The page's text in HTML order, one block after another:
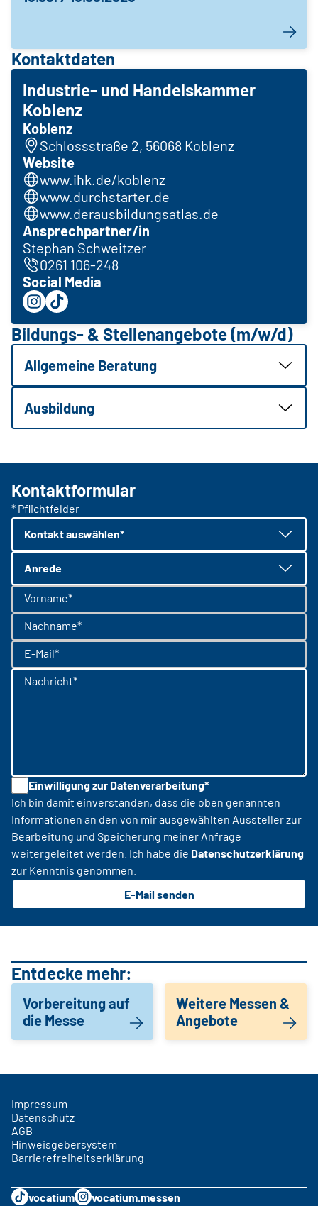
Kontaktdaten
Industrie- und Handelskammer
Koblenz
Koblenz
Schlossstraße 2, 56068 Koblenz
Website
www.ihk.de/koblenz
www.durchstarter.de
www.derausbildungsatlas.de
Ansprechpartner/in
Stephan Schweitzer
0261 106-248
Social Media
Bildungs- & Stellenangebote (m/w/d)
Allgemeine Beratung
Ausbildung
Kontaktformular
* Pflichtfelder
Kontakt auswählen*
Anrede
Vorname*
Nachname*
E-Mail*
Nachricht*
Einwilligung zur Datenverarbeitung*
Ich bin damit einverstanden, dass die oben genannten
Informationen an den von mir ausgewählten Aussteller zur
Bearbeitung und Speicherung meiner Anfrage
weitergeleitet werden. Ich habe die Datenschutzerklärung
zur Kenntnis genommen.
E-Mail senden
Entdecke mehr:
Vorbereitung auf
die Messe
Weitere Messen &
Angebote
Impressum
Datenschutz
AGB
Hinweisgebersystem
Barrierefreiheitserklärung
vocatium vocatium.messen